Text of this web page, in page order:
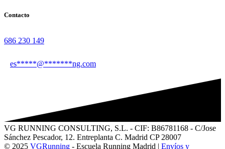
Contacto
686 230 149
es*****@*******ng.com
VG RUNNING CONSULTING, S.L. - CIF: B86781168 - C/Jose
Sánchez Pescador, 12. Entreplanta C. Madrid CP 28007
© 2025 VGRunning - Escuela Running Madrid | Envíos y